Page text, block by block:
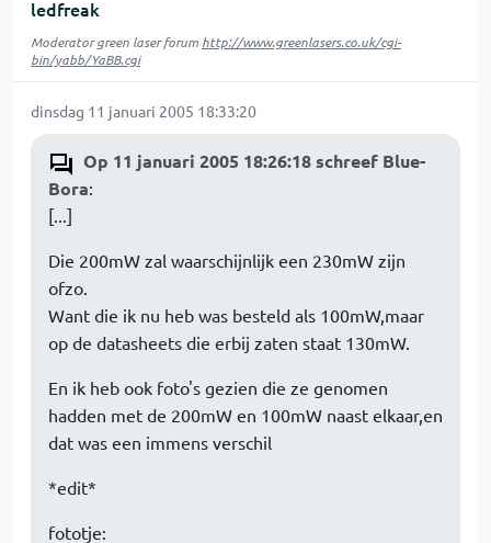
ledfreak
Moderator green laser forum http://www.greenlasers.co.uk/cgi-
bin/yabb/YaBB.cgi
dinsdag 11 januari 2005 18:33:20
Op 11 januari 2005 18:26:18 schreef Blue-
Bora:
[...]
Die 200mW zal waarschijnlijk een 230mW zijn
ofzo.
Want die ik nu heb was besteld als 100mW,maar
op de datasheets die erbij zaten staat 130mW.
En ik heb ook foto's gezien die ze genomen
hadden met de 200mW en 100mW naast elkaar,en
dat was een immens verschil
*edit*
fototje: